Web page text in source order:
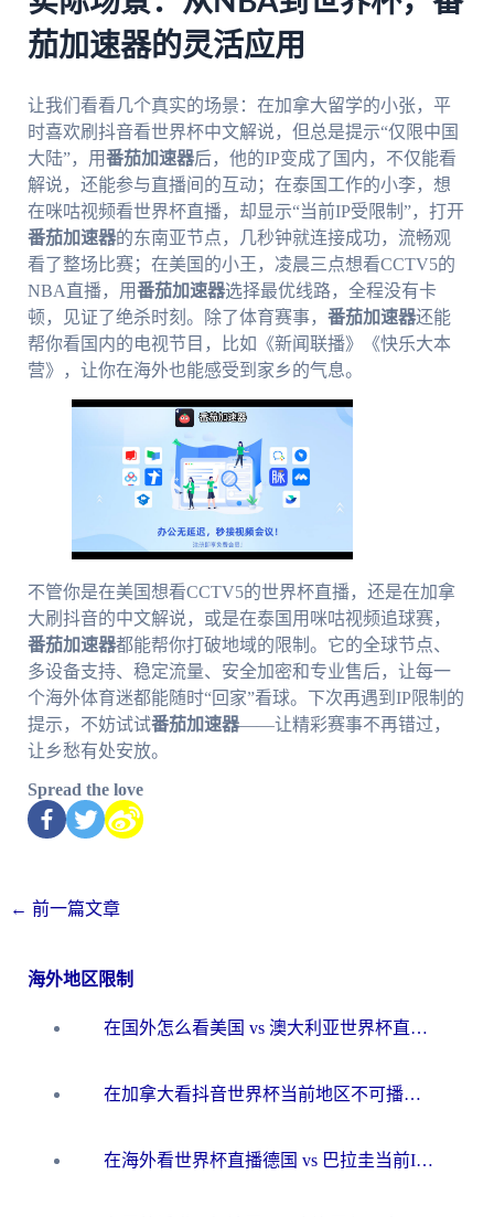
茄加速器的灵活应用
让我们看看几个真实的场景：在加拿大留学的小张，平
时喜欢刷抖音看世界杯中文解说，但总是提示“仅限中国
大陆”，用番茄加速器后，他的IP变成了国内，不仅能看
解说，还能参与直播间的互动；在泰国工作的小李，想
在咪咕视频看世界杯直播，却显示“当前IP受限制”，打开
番茄加速器的东南亚节点，几秒钟就连接成功，流畅观
看了整场比赛；在美国的小王，凌晨三点想看CCTV5的
NBA直播，用番茄加速器选择最优线路，全程没有卡
顿，见证了绝杀时刻。除了体育赛事， 番茄加速器还能
帮你看国内的电视节目，比如《新闻联播》《快乐大本
营》，让你在海外也能感受到家乡的气息。
不管你是在美国想看CCTV5的世界杯直播，还是在加拿
大刷抖音的中文解说，或是在泰国用咪咕视频追球赛，
番茄加速器都能帮你打破地域的限制。它的全球节点、
多设备支持、稳定流量、安全加密和专业售后，让每一
个海外体育迷都能随时“回家”看球。下次再遇到IP限制的
提示，不妨试试番茄加速器——让精彩赛事不再错过，
让乡愁有处安放。
Spread the love
← 前一篇文章
海外地区限制
在国外怎么看美国 vs 澳大利亚世界杯直播？海外党必藏的中文解说观赛指南
在加拿大看抖音世界杯当前地区不可播放？海外党体育观赛终极指南
在海外看世界杯直播德国 vs 巴拉圭当前IP受限制？这篇指南帮你轻松解决地区限制